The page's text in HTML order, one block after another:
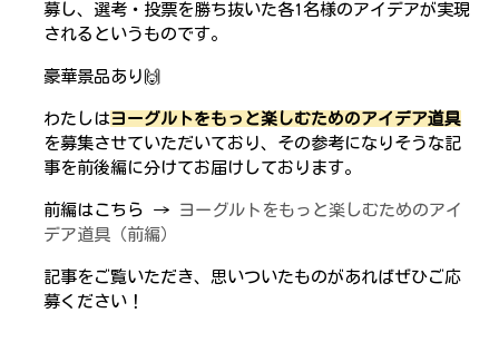
募し、選考・投票を勝ち抜いた各1名様のアイデアが実現
されるというものです。
豪華景品あり🙌
わたしはヨーグルトをもっと楽しむためのアイデア道具
を募集させていただいており、その参考になりそうな記
事を前後編に分けてお届けしております。
前編はこちら → ヨーグルトをもっと楽しむためのアイ
デア道具（前編）
記事をご覧いただき、思いついたものがあればぜひご応
募ください！